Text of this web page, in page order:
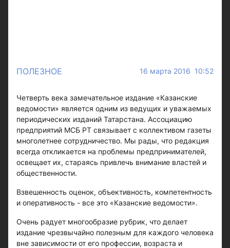
ПОЛЕЗНОЕ 16 марта 2016 10:52
Четверть века замечательное издание «Казанские
ведомости» является одним из ведущих и уважаемых
периодических изданий Татарстана. Ассоциацию
предприятий МСБ РТ связывает с коллективом газеты
многолетнее сотрудничество. Мы рады, что редакция
всегда откликается на проблемы предпринимателей,
освещает их, стараясь привлечь внимание властей и
общественности.
Взвешенность оценок, объективность, компетентность
и оперативность - все это «Казанские ведомости».
Очень радует многообразие рубрик, что делает
издание чрезвычайно полезным для каждого человека
вне зависимости от его профессии, возраста и